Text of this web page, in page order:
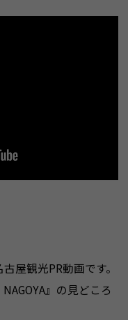
屋観光PR動画です。
』の見どころ